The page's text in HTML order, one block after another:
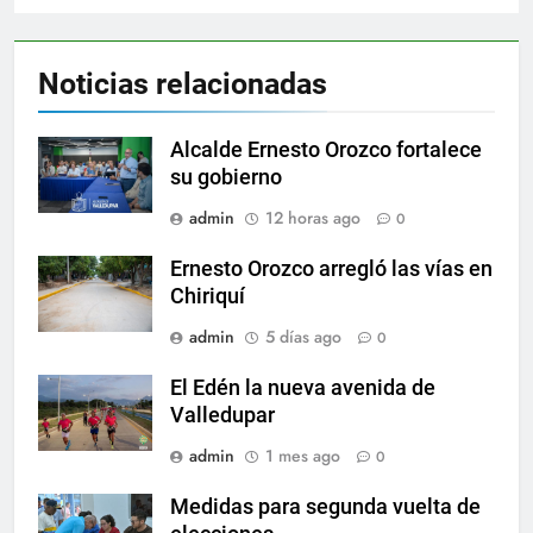
Noticias relacionadas
Alcalde Ernesto Orozco fortalece
su gobierno
admin
12 horas ago 0
Ernesto Orozco arregló las vías en
Chiriquí
admin
5 días ago 0
El Edén la nueva avenida de
Valledupar
admin
1 mes ago 0
Medidas para segunda vuelta de